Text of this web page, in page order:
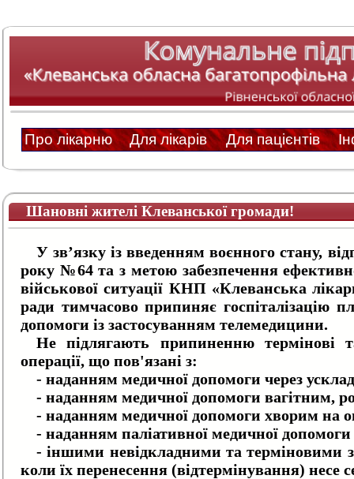
Шановні жителі Клеванської громади!
У зв’язку із введенням воєнного стану,
року №64 та з метою забезпечення
військової ситуації КНП «Клеванська
ради тимчасово припиняє госпіталізацію
допомоги із застосуванням телемедицини.
Не підлягають припиненню термінові
операції, що пов'язані з:
- наданням медичної допомоги через
- наданням медичної допомоги вагітним,
- наданням медичної допомоги хворим на
- наданням паліативної медичної
- іншими невідкладними та терміновими
коли їх перенесення (відтермінування) несе
Про лікарню Для лікарів Для пацієнтів